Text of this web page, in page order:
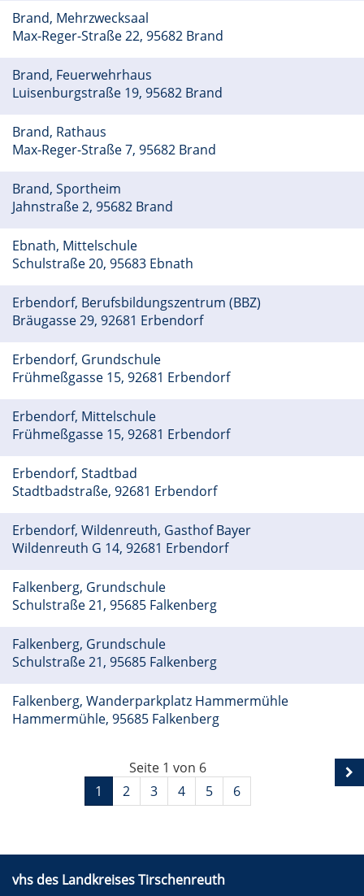
Brand, Mehrzwecksaal
Max-Reger-Straße 22, 95682 Brand
Brand, Feuerwehrhaus
Luisenburgstraße 19, 95682 Brand
Brand, Rathaus
Max-Reger-Straße 7, 95682 Brand
Brand, Sportheim
Jahnstraße 2, 95682 Brand
Ebnath, Mittelschule
Schulstraße 20, 95683 Ebnath
Erbendorf, Berufsbildungszentrum (BBZ)
Bräugasse 29, 92681 Erbendorf
Erbendorf, Grundschule
Frühmeßgasse 15, 92681 Erbendorf
Erbendorf, Mittelschule
Frühmeßgasse 15, 92681 Erbendorf
Erbendorf, Stadtbad
Stadtbadstraße, 92681 Erbendorf
Erbendorf, Wildenreuth, Gasthof Bayer
Wildenreuth G 14, 92681 Erbendorf
Falkenberg, Grundschule
Schulstraße 21, 95685 Falkenberg
Falkenberg, Grundschule
Schulstraße 21, 95685 Falkenberg
Falkenberg, Wanderparkplatz Hammermühle
Hammermühle, 95685 Falkenberg
Seite 1 von 6
1
2 3 4 5 6
vhs des Landkreises Tirschenreuth